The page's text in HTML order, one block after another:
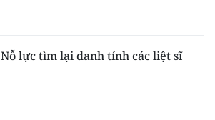
Nỗ lực tìm lại danh tính các liệt sĩ